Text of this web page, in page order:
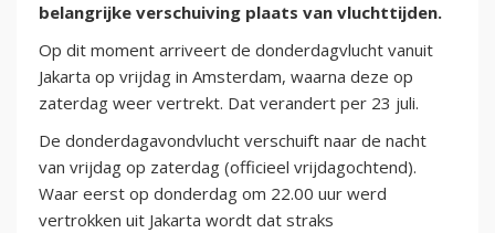
belangrijke verschuiving plaats van vluchttijden.
Op dit moment arriveert de donderdagvlucht vanuit
Jakarta op vrijdag in Amsterdam, waarna deze op
zaterdag weer vertrekt. Dat verandert per 23 juli.
De donderdagavondvlucht verschuift naar de nacht
van vrijdag op zaterdag (officieel vrijdagochtend).
Waar eerst op donderdag om 22.00 uur werd
vertrokken uit Jakarta wordt dat straks